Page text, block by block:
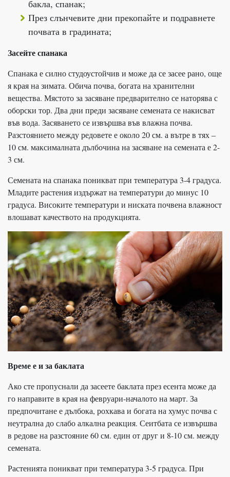
бакла, спанак;
През слънчевите дни прекопайте и подравнете
почвата в градината;
Засейте спанака
Спанака е силно студоустойчив и може да се засее рано, още
я края на зимата. Обича почва, богата на хранителни
вещества. Мястото за засяване предварително се наторява с
оборски тор. Два дни преди засяване семената се накисват
във вода. Засяването се извършва във влажна почва.
Разстоянието между редовете е около 20 см. а вътре в тях –
10 см. максималната дълбочина на засяване на семената е 2-
3 см.
Семената на спанака поникват при температура 3-4 градуса.
Младите растения издържат на температури до минус 10
градуса. Високите температури и ниската почвена влажност
влошават качеството на продукцията.
Време е и за баклата
Ако сте пропуснали да засеете баклата през есента може да
го направите в края на февруари-началото на март. За
предпочитане е дълбока, рохкава и богата на хумус почва с
неутрална до слабо алкална реакция. Сеитбата се извършва
в редове на разстояние 60 см. един от друг и 8-10 см. между
семената.
Растенията поникват при температура 3-5 градуса. При